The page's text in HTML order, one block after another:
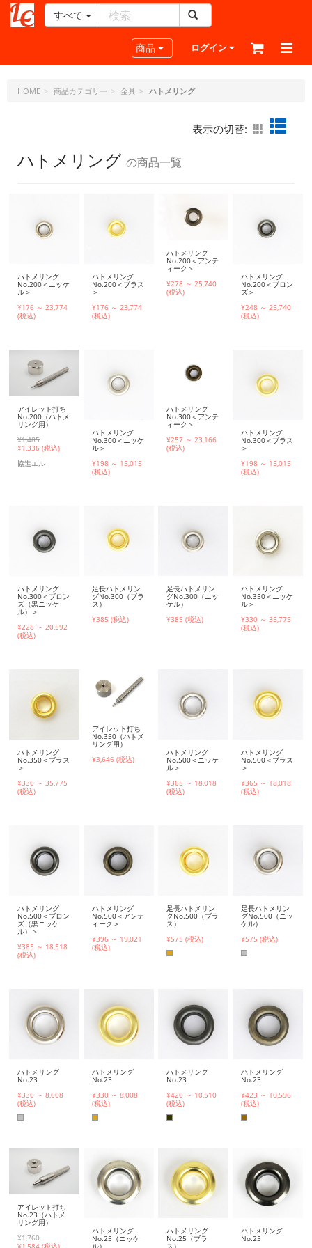
ー
ラ
ト・
すべて
Toggle navigation
商品 ログイン
HOME 商品カテゴリー 金具 ハトメリング
表示の切替:
ハトメリング の商品一覧
ハトメリング
No.200＜ニッケ
ル＞
¥176 ～ 23,774
(税込)
ハトメリング
No.200＜ブラス
＞
¥176 ～ 23,774
(税込)
ハトメリング
No.200＜アンテ
ィーク＞
¥278 ～ 25,740
(税込)
ハトメリング
No.200＜ブロン
ズ＞
¥248 ～ 25,740
(税込)
アイレット打ち
No.200（ハトメ
リング用）
¥1,485
¥1,336 (税込)
協進エル
ハトメリング
No.300＜ニッケ
ル＞
¥198 ～ 15,015
(税込)
ハトメリング
No.300＜アンテ
ィーク＞
¥257 ～ 23,166
(税込)
ハトメリング
No.300＜ブラス
＞
¥198 ～ 15,015
(税込)
ハトメリング
No.300＜ブロン
ズ（黒ニッケ
ル）＞
¥228 ～ 20,592
(税込)
足長ハトメリン
グNo.300（ブラ
ス）
¥385 (税込)
足長ハトメリン
グNo.300（ニッ
ケル）
¥385 (税込)
ハトメリング
No.350＜ニッケ
ル＞
¥330 ～ 35,775
(税込)
ハトメリング
No.350＜ブラス
＞
¥330 ～ 35,775
(税込)
アイレット打ち
No.350（ハトメ
リング用）
¥3,646 (税込)
ハトメリング
No.500＜ニッケ
ル＞
¥365 ～ 18,018
(税込)
ハトメリング
No.500＜ブラス
＞
¥365 ～ 18,018
(税込)
ハトメリング
No.500＜ブロン
ズ（黒ニッケ
ル）＞
¥385 ～ 18,518
(税込)
ハトメリング
No.500＜アンテ
ィーク＞
¥396 ～ 19,021
(税込)
足長ハトメリン
グNo.500（ブラ
ス）
¥575 (税込)
足長ハトメリン
グNo.500（ニッ
ケル）
¥575 (税込)
ハトメリング
No.23
¥330 ～ 8,008
(税込)
ハトメリング
No.23
¥330 ～ 8,008
(税込)
ハトメリング
No.23
¥420 ～ 10,510
(税込)
ハトメリング
No.23
¥423 ～ 10,596
(税込)
アイレット打ち
No.23（ハトメ
リング用）
¥1,760
ハトメリング
No.25（ニッケ
ル）
ハトメリング
No.25（ブラ
ス）
ハトメリング
No.25